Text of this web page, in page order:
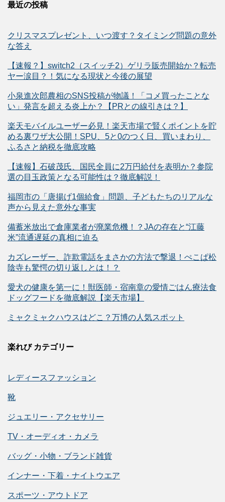
最近の投稿
クリスマスプレゼント、いつ渡す？タイミング問題の意外
な答え
【速報？】switch2（スイッチ2）ゲリラ販売開始か？転売
ヤー涙目？！気になる現状と今後の展望
小泉進次郎農相のSNS投稿が物議！「コメ買ったことな
い」発言を超える炎上か？【PRとの線引きは？】
楽天モバイルユーザー必見！楽天市場で賢くポイントを貯
める裏ワザ大公開！SPU、5と0のつく日、買いまわり、
ふるさと納税を徹底攻略
【速報】石破茂氏、国民全員に2万円給付を表明か？参院
選の目玉政策となる可能性は？徹底解説！
福岡市の「唐揚げ1個給食」問題、子どもたちのリアルな
声から見えた意外な事実
備蓄米放出で倉庫業者が廃業危機！？JAの存在と“江藤
米”流通遅延の真相に迫る
カズレーザー、詐欺電話をまさかの方法で撃退！ぺこぱ松
陰寺も驚愕の切り返しとは！？
愛犬の健康を第一に！獣医師・宿南章の愛情ごはん療法食
ドッグフードを徹底解説【楽天市場】
ミャクミャクハウスはどこ？万博の人気スポット
楽れび カテゴリー
レディースファッション
靴
ジュエリー・アクセサリー
TV・オーディオ・カメラ
バッグ・小物・ブランド雑貨
インナー・下着・ナイトウエア
スポーツ・アウトドア